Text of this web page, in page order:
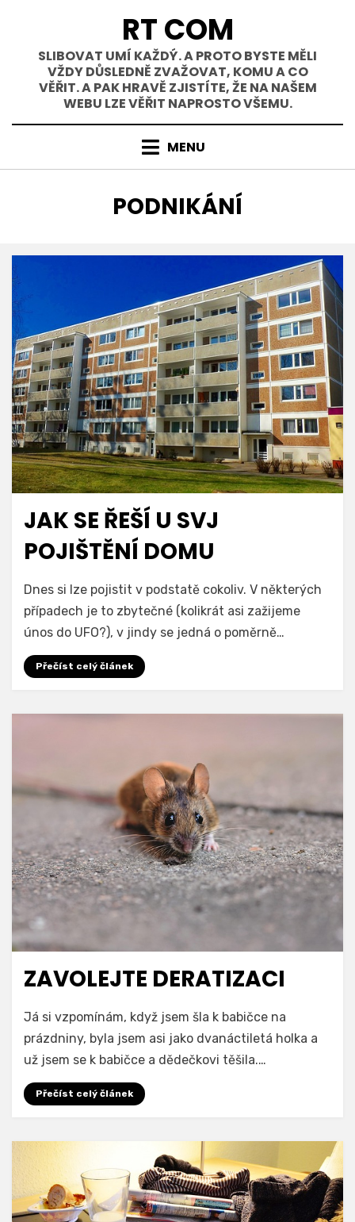
obsahu
RT COM
SLIBOVAT UMÍ KAŽDÝ. A PROTO BYSTE MĚLI
VŽDY DŮSLEDNĚ ZVAŽOVAT, KOMU A CO
VĚŘIT. A PAK HRAVĚ ZJISTÍTE, ŽE NA NAŠEM
WEBU LZE VĚŘIT NAPROSTO VŠEMU.
MENU
RUBRIKA
:
PODNIKÁNÍ
JAK SE ŘEŠÍ U SVJ
POJIŠTĚNÍ DOMU
Dnes si lze pojistit v podstatě cokoliv. V některých
případech je to zbytečné (kolikrát asi zažijeme
únos do UFO?), v jindy se jedná o poměrně…
Přečíst celý článek
ZAVOLEJTE DERATIZACI
Já si vzpomínám, když jsem šla k babičce na
prázdniny, byla jsem asi jako dvanáctiletá holka a
už jsem se k babičce a dědečkovi těšila.…
Přečíst celý článek